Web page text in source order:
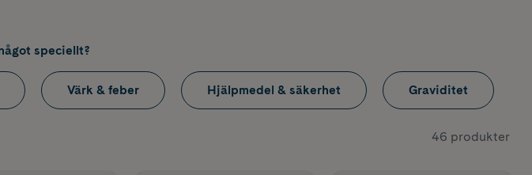
speciellt?
Värk & feber Hjälpmedel & säkerhet Graviditet
46 produkter